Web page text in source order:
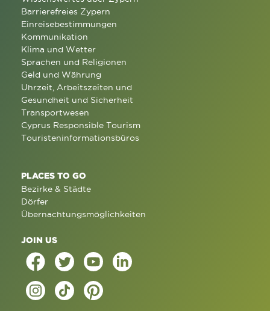
Barrierefreies Zypern
Einreisebestimmungen
Kommunikation
Klima und Wetter
Sprachen und Religionen
Geld und Währung
Uhrzeit, Arbeitszeiten und
Gesundheit und Sicherheit
Transportwesen
Cyprus Responsible Tourism
Touristeninformationsbüros
PLACES TO GO
Bezirke & Städte
Dörfer
Übernachtungsmöglichkeiten
JOIN US